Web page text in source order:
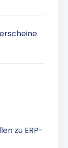
zu ERP-